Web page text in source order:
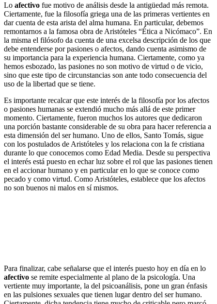
Lo afectivo fue motivo de análisis desde la antigüedad más remota.
Ciertamente, fue la filosofía griega una de las primeras vertientes en
dar cuenta de esta arista del alma humana. En particular, debemos
remontarnos a la famosa obra de Aristóteles “Ética a Nicómaco”. En
la misma el filósofo da cuenta de una excelsa descripción de los que
debe entenderse por pasiones o afectos, dando cuenta asimismo de
su importancia para la experiencia humana. Ciertamente, como ya
hemos esbozado, las pasiones no son motivo de virtud o de vicio,
sino que este tipo de circunstancias son ante todo consecuencia del
uso de la libertad que se tiene.
Es importante recalcar que este interés de la filosofía por los afectos
o pasiones humanas se extendió mucho más allá de este primer
momento. Ciertamente, fueron muchos los autores que dedicaron
una porción bastante considerable de su obra para hacer referencia a
esta dimensión del ser humano. Uno de ellos, Santo Tomás, sigue
con los postulados de Aristóteles y los relaciona con la fe cristiana
durante lo que conocemos como Edad Media. Desde su perspectiva
el interés está puesto en echar luz sobre el rol que las pasiones tienen
en el accionar humano y en particular en lo que se conoce como
pecado y como virtud. Como Aristóteles, establece que los afectos
no son buenos ni malos en sí mismos.
Para finalizar, cabe señalarse que el interés puesto hoy en día en lo
afectivo se remite especialmente al plano de la psicología. Una
vertiente muy importante, la del psicoanálisis, pone un gran énfasis
en las pulsiones sexuales que tienen lugar dentro del ser humano.